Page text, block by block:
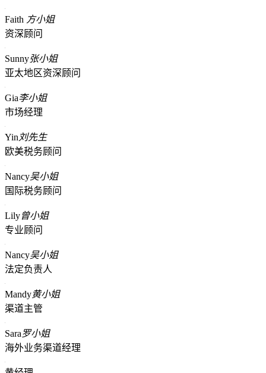
Faith 方小姐
资深顾问
Sunny张小姐
亚太地区资深顾问
Gia李小姐
市场经理
Yin 刘先生
欧美税务顾问
Nancy吴小姐
国际税务顾问
Lily曾小姐
专业顾问
Nancy吴小姐
法定负责人
Mandy黄小姐
渠道主管
Sara罗小姐
海外业务渠道经理